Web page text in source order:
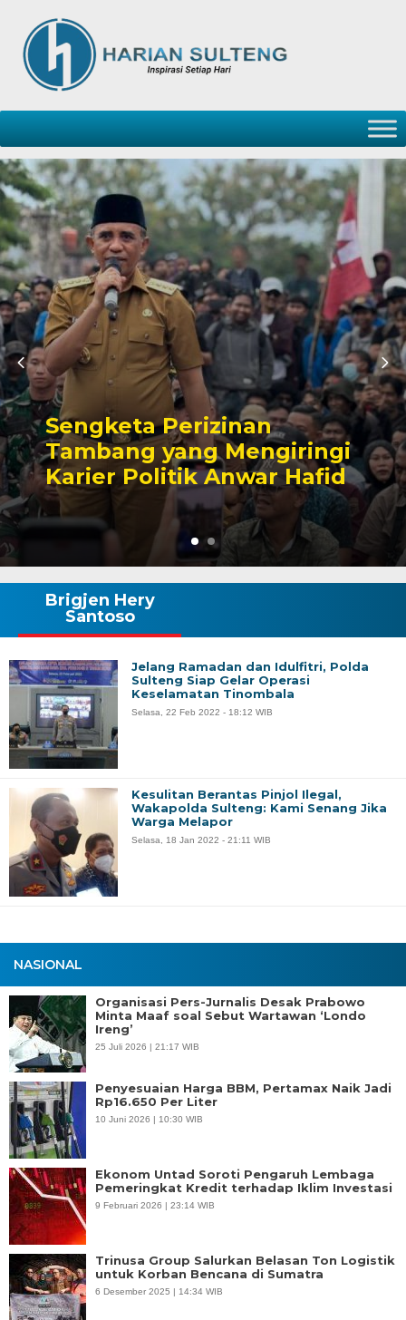
Sengketa Perizinan
Tambang yang Mengiringi
Karier Politik Anwar Hafid
NASIONAL
Organisasi Pers-Jurnalis Desak Prabowo
Minta Maaf soal Sebut Wartawan ‘Londo
Ireng’
25 Juli 2026 | 21:17 WIB
Penyesuaian Harga BBM, Pertamax Naik Jadi
Rp16.650 Per Liter
10 Juni 2026 | 10:30 WIB
Ekonom Untad Soroti Pengaruh Lembaga
Pemeringkat Kredit terhadap Iklim Investasi
9 Februari 2026 | 23:14 WIB
Trinusa Group Salurkan Belasan Ton Logistik
untuk Korban Bencana di Sumatra
6 Desember 2025 | 14:34 WIB
Brigjen Hery
Santoso
Jelang Ramadan dan Idulfitri, Polda
Sulteng Siap Gelar Operasi
Keselamatan Tinombala
Selasa, 22 Feb 2022 - 18:12 WIB
Kesulitan Berantas Pinjol Ilegal,
Wakapolda Sulteng: Kami Senang Jika
Warga Melapor
Selasa, 18 Jan 2022 - 21:11 WIB